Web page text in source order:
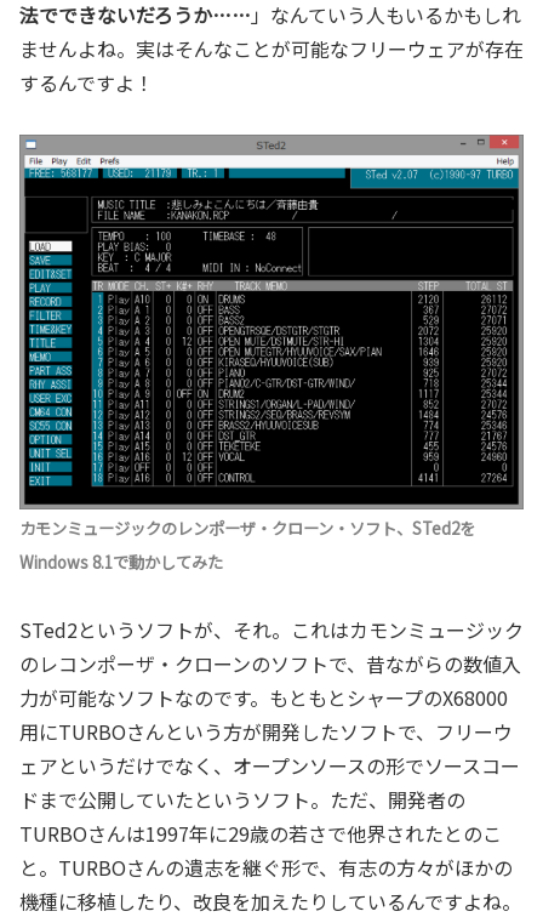
法でできないだろうか…… 」なんていう人もいるかもしれ
ませんよね。実はそんなことが可能なフリーウェアが存在
するんですよ！
カモンミュージックのレンポーザ・クローン・ソフト、STed2を
Windows 8.1で動かしてみた
STed2というソフトが、それ。これはカモンミュージック
のレコンポーザ・クローンのソフトで、昔ながらの数値入
力が可能なソフトなのです。もともとシャープのX68000
用にTURBOさんという方が開発したソフトで、フリーウ
ェアというだけでなく、オープンソースの形でソースコー
ドまで公開していたというソフト。ただ、開発者の
TURBOさんは1997年に29歳の若さで他界されたとのこ
と。TURBOさんの遺志を継ぐ形で、有志の方々がほかの
機種に移植したり、改良を加えたりしているんですよね。